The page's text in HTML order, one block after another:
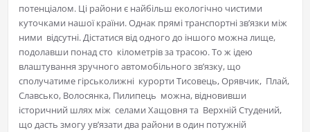
потенціалом. Ці райони є найбільш екологічно чистими
куточками нашої країни. Однак прямі транспортні зв’язки між
ними відсутні. Дістатися від одного до іншого можна лище,
подолавши понад сто кілометрів за трасою. То ж ідею
влаштування зручного автомобільного зв’язку, що
сполучатиме гірськолижні курорти Тисовець, Орявчик, Плай,
Славсько, Волосянка, Пилипець можна, відновивши
історичний шлях між селами Хащовня та Верхній Студений,
що дасть змогу ув’язати два райони в один потужній